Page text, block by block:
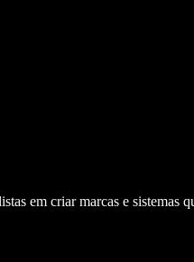
em criar marcas e sistemas